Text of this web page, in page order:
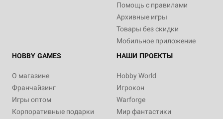
Помощь с правилами
Архивные игры
Товары без скидки
Мобильное приложение
HOBBY GAMES
О магазине
Франчайзинг
Игры оптом
Корпоративные подарки
НАШИ ПРОЕКТЫ
Hobby World
Игрокон
Warforge
Мир фантастики